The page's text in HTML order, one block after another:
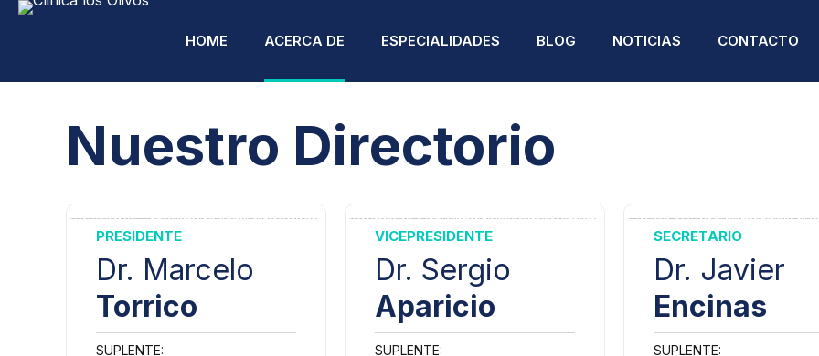
HOME ACERCA DE ESPECIALIDADES
ANESTESIOLOGÍA
CARDIOLOGÍA
CIRUGÍA PLÁSTICA Y
RECONSTRUCTIVA
ENDOCRINOLOGÍA
PEDIÁTRICA
FISIOTERAPIA
GASTROENTEROLOGÍA
BLOG NOTICIAS CONTACTO
Nuestro Directorio
PRESIDENTE
Dr. Marcelo
Torrico
SUPLENTE:
VICEPRESIDENTE
Dr. Sergio
Aparicio
SUPLENTE:
SECRETARIO
Dr. Javier
Encinas
SUPLENTE: